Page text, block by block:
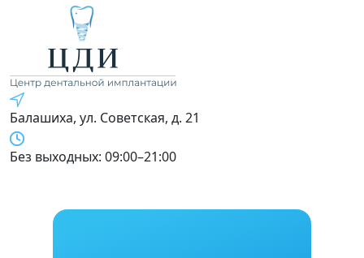
Балашиха, ул. Советская, д. 21
Без выходных: 09:00–21:00